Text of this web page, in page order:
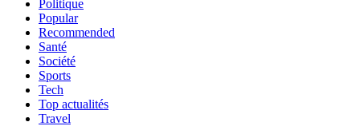
Politique
Popular
Recommended
Santé
Société
Sports
Tech
Top actualités
Travel